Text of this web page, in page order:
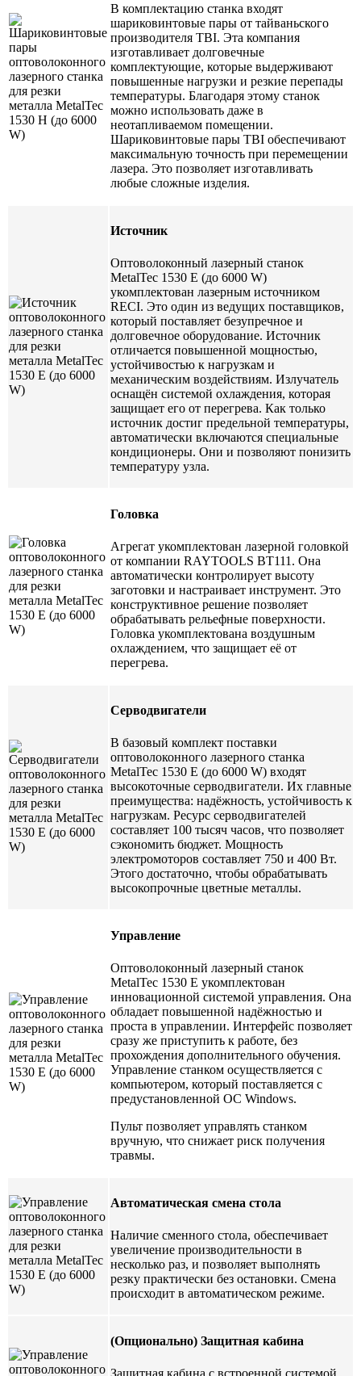
В комплектацию станка входят
шариковинтовые пары от тайваньского
производителя TBI. Эта компания
изготавливает долговечные
комплектующие, которые выдерживают
повышенные нагрузки и резкие перепады
температуры. Благодаря этому станок
можно использовать даже в
неотапливаемом помещении.
Шариковинтовые пары TBI обеспечивают
максимальную точность при перемещении
лазера. Это позволяет изготавливать
любые сложные изделия.
Источник
Оптоволоконный лазерный станок
MetalTec 1530 E (до 6000 W)
укомплектован лазерным источником
RECI. Это один из ведущих поставщиков,
который поставляет безупречное и
долговечное оборудование. Источник
отличается повышенной мощностью,
устойчивостью к нагрузкам и
механическим воздействиям. Излучатель
оснащён системой охлаждения, которая
защищает его от перегрева. Как только
источник достиг предельной температуры,
автоматически включаются специальные
кондиционеры. Они и позволяют понизить
температуру узла.
Головка
Агрегат укомплектован лазерной головкой
от компании RAYTOOLS BT111. Она
автоматически контролирует высоту
заготовки и настраивает инструмент. Это
конструктивное решение позволяет
обрабатывать рельефные поверхности.
Головка укомплектована воздушным
охлаждением, что защищает её от
перегрева.
Серводвигатели
В базовый комплект поставки
оптоволоконного лазерного станка
MetalTec 1530 E (до 6000 W) входят
высокоточные серводвигатели. Их главные
преимущества: надёжность, устойчивость к
нагрузкам. Ресурс серводвигателей
составляет 100 тысяч часов, что позволяет
сэкономить бюджет. Мощность
электромоторов составляет 750 и 400 Вт.
Этого достаточно, чтобы обрабатывать
высокопрочные цветные металлы.
Управление
Оптоволоконный лазерный станок
MetalTec 1530 E укомплектован
инновационной системой управления. Она
обладает повышенной надёжностью и
проста в управлении. Интерфейс позволяет
сразу же приступить к работе, без
прохождения дополнительного обучения.
Управление станком осуществляется с
компьютером, который поставляется с
предустановленной ОС Windows.
Пульт позволяет управлять станком
вручную, что снижает риск получения
травмы.
Автоматическая смена стола
Наличие сменного стола, обеспечивает
увеличение производительности в
несколько раз, и позволяет выполнять
резку практически без остановки. Смена
происходит в автоматическом режиме.
(Опционально) Защитная кабина
Защитная кабина с встроенной системой